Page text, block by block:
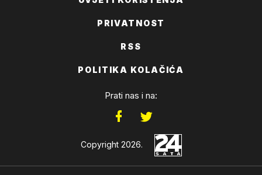
PRIVATNOST
RSS
POLITIKA KOLAČIĆA
Prati nas i na:
Copyright 2026.